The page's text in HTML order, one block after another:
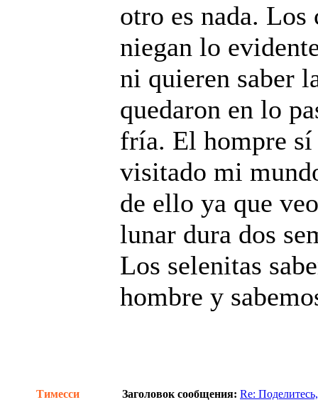
otro es nada. Los
niegan lo
ni quieren saber
quedaron en lo
fría. El hompre sí
visitado mi
de ello ya que
lunar dura dos
Los selenitas
hombre y
Тимесси Заголовок сообщения: Re: